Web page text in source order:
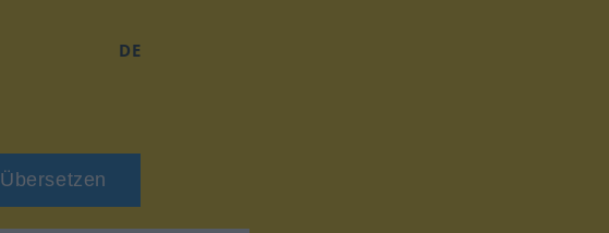
DE
Übersetzen